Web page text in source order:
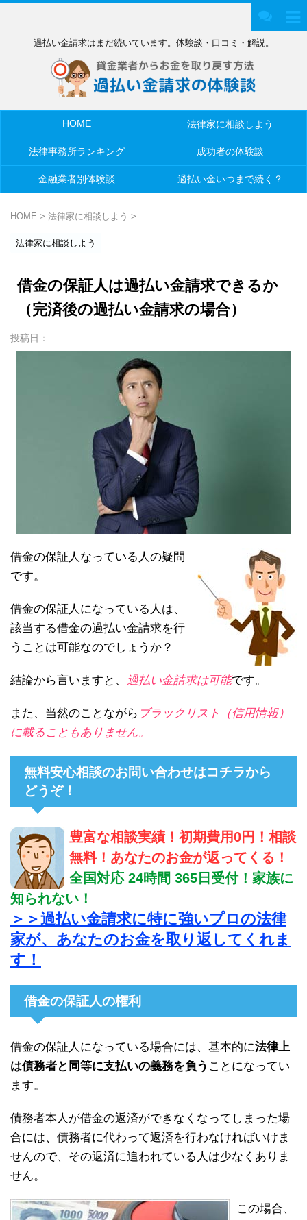
過払い金請求はまだ続いています。体験談・口コミ・解説。
HOME 法律家に相談しよう
法律事務所ランキング 成功者の体験談
金融業者別体験談 過払い金いつまで続く？
HOME > 法律家に相談しよう >
法律家に相談しよう
借金の保証人は過払い金請求できるか
（完済後の過払い金請求の場合）
投稿日：
借金の保証人なっている人の疑問
です。
借金の保証人になっている人は、
該当する借金の過払い金請求を行
うことは可能なのでしょうか？
結論から言いますと、 過払い金請求は可能です。
また、当然のことながら ブラックリスト（信用情報）
に載ることもありません。
無料安心相談のお問い合わせはコチラから
どうぞ！
豊富な相談実績！初期費用0円！相談
無料！あなたのお金が返ってくる！
全国対応 24時間 365日受付！家族に
知られない！
＞＞過払い金請求に特に強いプロの法律
家が、あなたのお金を取り返してくれま
す！
借金の保証人の権利
借金の保証人になっている場合には、基本的に法律上
は債務者と同等に支払いの義務を負う ことになってい
ます。
債務者本人が借金の返済ができなくなってしまった場
合には、債務者に代わって返済を行わなければいけま
せんので、その返済に追われている人は少なくありま
せん。
この場合、